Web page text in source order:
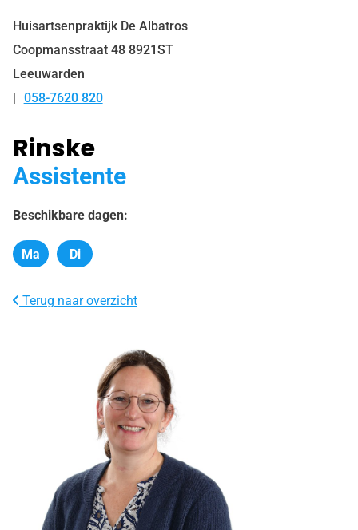
Huisartsenpraktijk De Albatros
Coopmansstraat 48 8921ST
Leeuwarden
Tel:
058-7620 820
Rinske
Assistente
Beschikbare dagen:
Maandag
Ma Dinsdag
Di
Terug naar overzicht